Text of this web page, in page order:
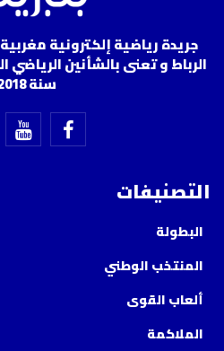
جريدة رياضية إلكترونية
الرباط و تعنى بالشأنين
سنة 2018 .
التصنيفات
البطولة
المنتخب الوطني
ألعاب القوى
الملاكمة